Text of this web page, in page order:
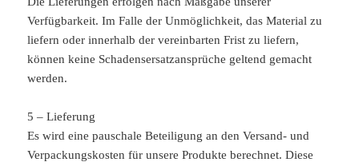
Verfügbarkeit. Im Falle der Unmöglichkeit, das Material zu
liefern oder innerhalb der vereinbarten Frist zu liefern,
können keine Schadensersatzansprüche geltend gemacht
werden.
5 – Lieferung
Es wird eine pauschale Beteiligung an den Versand- und
Verpackungskosten für unsere Produkte berechnet. Diese